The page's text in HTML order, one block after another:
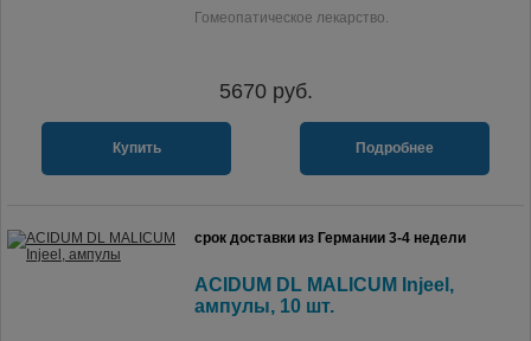
Гомеопатическое лекарство.
5670руб.
Купить Подробнее
срок доставки из Германии 3-4 недели
ACIDUM DL MALICUM Injeel,
ампулы, 10 шт.